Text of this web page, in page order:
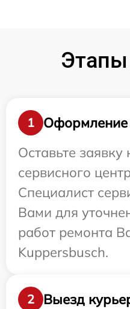
1
Оформление
Оставьте заявку
сервисного
Специалист
Вами для
работ ремонта
Kuppersbusch.
2
Выезд